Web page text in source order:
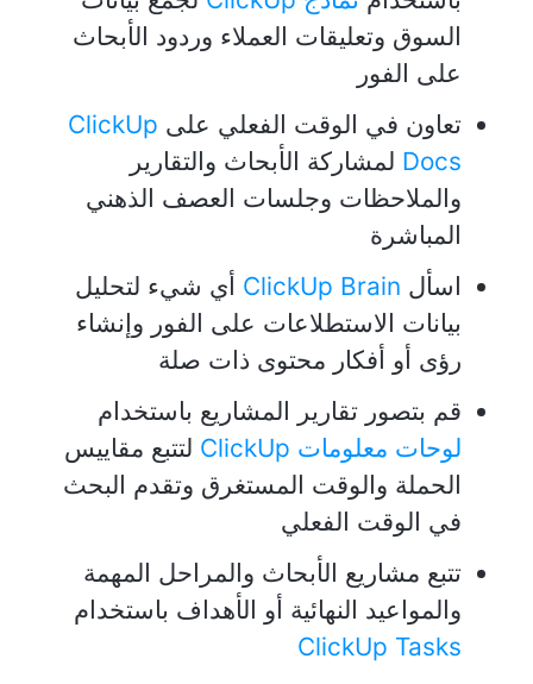
السوق وتعليقات العملاء وردود الأبحاث
على الفور
تعاون في الوقت الفعلي على ClickUp
Docs لمشاركة الأبحاث والتقارير
والملاحظات وجلسات العصف الذهني
المباشرة
اسأل ClickUp Brain أي شيء لتحليل
بيانات الاستطلاعات على الفور وإنشاء
رؤى أو أفكار محتوى ذات صلة
قم بتصور تقارير المشاريع باستخدام
لوحات معلومات ClickUp
لتتبع مقاييس
الحملة والوقت المستغرق وتقدم البحث
في الوقت الفعلي
تتبع مشاريع الأبحاث والمراحل المهمة
والمواعيد النهائية أو الأهداف باستخدام
ClickUp Tasks